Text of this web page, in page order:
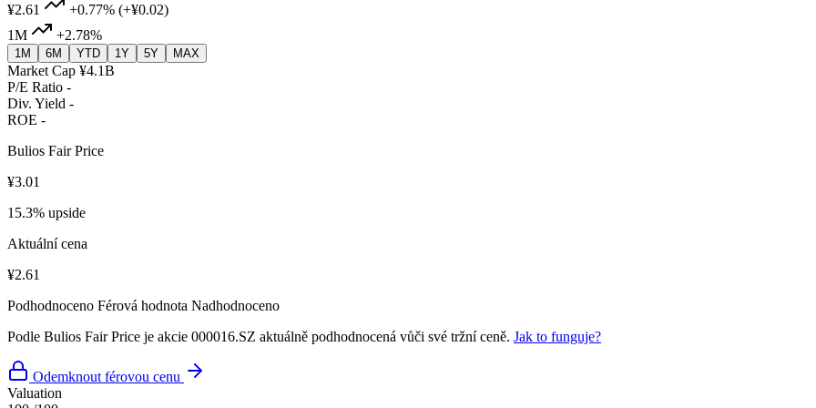
¥2.61 +0.77% (+¥0.02)
1M
+2.78%
1M 6M YTD 1Y 5Y MAX
Market Cap ¥4.1B
P/E Ratio -
Div. Yield -
ROE -
Bulios Fair Price
¥3.01
15.3% upside
Aktuální cena
¥2.61
Podhodnoceno Férová hodnota Nadhodnoceno
Podle Bulios Fair Price je akcie 000016.SZ aktuálně podhodnocená vůči své tržní ceně. Jak to funguje?
Odemknout férovou cenu
Valuation